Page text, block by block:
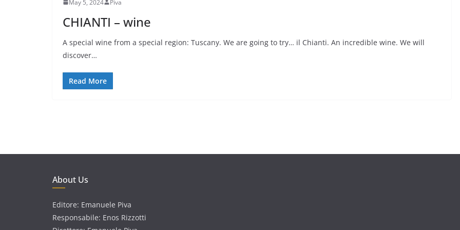
May 5, 2024 Piva
CHIANTI – wine
A special wine from a special region: Tuscany. We are going to try… il Chianti. An incredible wine. We will
discover…
Read More
About Us
Editore: Emanuele Piva
Responsabile: Enos Rizzotti